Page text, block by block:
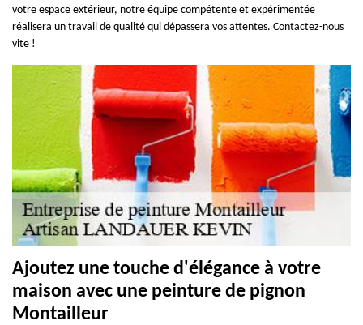
votre espace extérieur, notre équipe compétente et expérimentée
réalisera un travail de qualité qui dépassera vos attentes. Contactez-nous
vite !
Ajoutez une touche d'élégance à votre
maison avec une peinture de pignon
Montailleur